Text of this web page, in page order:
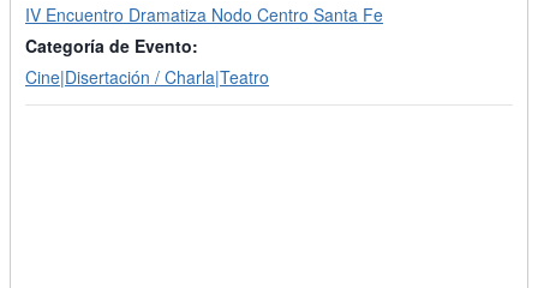
IV Encuentro Dramatiza Nodo Centro Santa Fe
Categoría de Evento:
Cine|Disertación / Charla|Teatro